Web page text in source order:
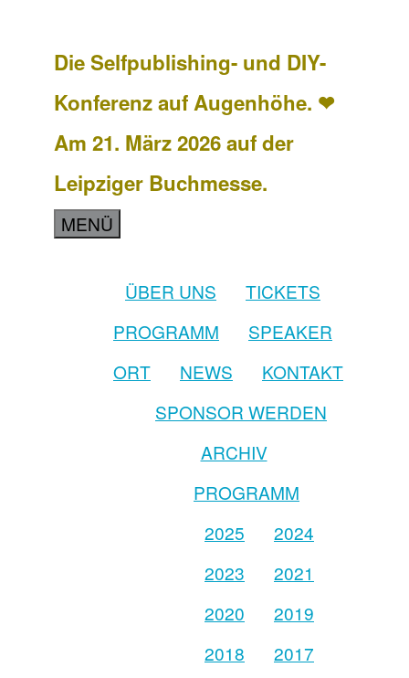
Die Selfpublishing- und DIY-
Konferenz auf Augenhöhe. ❤
Am 21. März 2026 auf der
Leipziger Buchmesse.
MENÜ
ÜBER UNS
TICKETS
PROGRAMM
SPEAKER
ORT
NEWS
KONTAKT
SPONSOR WERDEN
ARCHIV
PROGRAMM
2025
2024
2023
2021
2020
2019
2018
2017